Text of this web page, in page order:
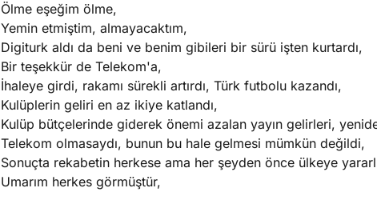
Ölme eşeğim ölme,
Yemin etmiştim, almayacaktım,
Digiturk aldı da beni ve benim gibileri bir sürü işten kurtardı,
Bir teşekkür de Telekom'a,
İhaleye girdi, rakamı sürekli artırdı, Türk futbolu kazandı,
Kulüplerin geliri en az ikiye katlandı,
Kulüp bütçelerinde giderek önemi azalan yayın gelirleri,
Telekom olmasaydı, bunun bu hale gelmesi mümkün değildi,
Sonuçta rekabetin herkese ama her şeyden önce ülkeye
Umarım herkes görmüştür,